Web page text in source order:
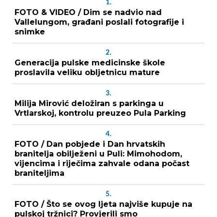
1.
FOTO & VIDEO / Dim se nadvio nad
Vallelungom, građani poslali fotografije i
snimke
2.
Generacija pulske medicinske škole
proslavila veliku obljetnicu mature
3.
Milija Mirović deložiran s parkinga u
Vrtlarskoj, kontrolu preuzeo Pula Parking
4.
FOTO / Dan pobjede i Dan hrvatskih
branitelja obilježeni u Puli: Mimohodom,
vijencima i riječima zahvale odana počast
braniteljima
5.
FOTO / Što se ovog ljeta najviše kupuje na
pulskoj tržnici? Provjerili smo